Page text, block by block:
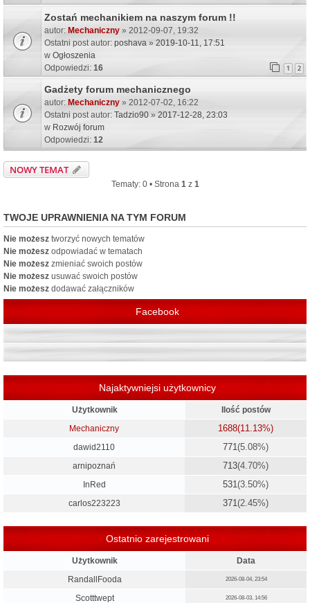
Zostań mechanikiem na naszym forum !!
autor: Mechaniczny » 2012-09-07, 19:32
Ostatni post autor: poshava » 2019-10-11, 17:51
w Ogłoszenia
Odpowiedzi: 16 1 2
Gadżety forum mechanicznego
autor: Mechaniczny » 2012-07-02, 16:22
Ostatni post autor: Tadzio90 » 2017-12-28, 23:03
w Rozwój forum
Odpowiedzi: 12
NOWY TEMAT
Tematy: 0 • Strona 1z 1
TWOJE UPRAWNIENIA NA TYM FORUM
Nie możesz tworzyć nowych tematów
Nie możesz odpowiadać w tematach
Nie możesz zmieniać swoich postów
Nie możesz usuwać swoich postów
Nie możesz dodawać załączników
Facebook
Najaktywniejsi użytkownicy
Użytkownik
Ilość postów
Mechaniczny
1688(11.13%)
dawid2110 771(5.08%)
arnipoznań 713(4.70%)
InRed 531(3.50%)
carlos223223 371(2.45%)
Ostatnio zarejestrowani
Użytkownik
Data
RandallFooda
2026-08-04, 23:54
Scotttwept 2026-08-03, 14:56